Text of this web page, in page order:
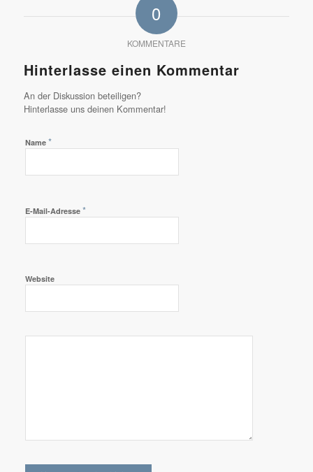
0
KOMMENTARE
Hinterlasse einen Kommentar
An der Diskussion beteiligen?
Hinterlasse uns deinen Kommentar!
Name *
E-Mail-Adresse *
Website